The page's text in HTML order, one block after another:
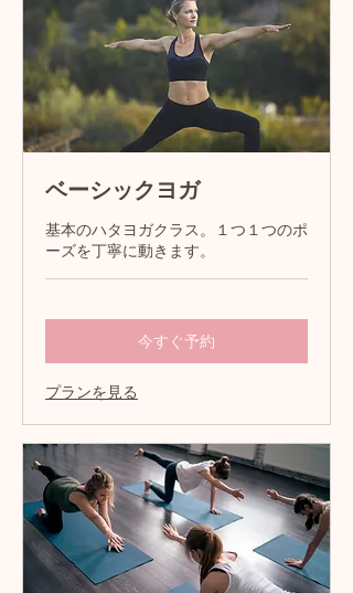
ベーシックヨガ
基本のハタヨガクラス。１つ１つのポ
ーズを丁寧に動きます。
今すぐ予約
プランを見る